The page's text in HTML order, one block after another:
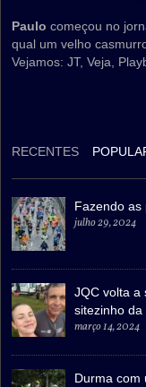
Paulo começou no
qual um velho
Vejamos: JT, Veja,
RECENTES
Fazendo as
julho 29, 2024
JQC volta a
sitezinho da
março 14, 2024
Durma com